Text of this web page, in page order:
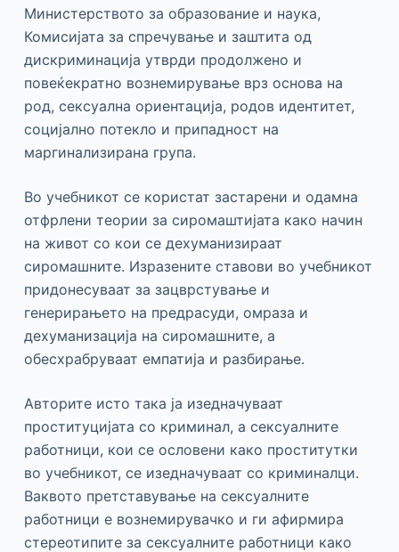
Министерството за образование и наука,
Комисијата за спречување и заштита од
дискриминација утврди продолжено и
повеќекратно вознемирување врз основа на
род, сексуална ориентација, родов идентитет,
социјално потекло и припадност на
маргинализирана група.
Во учебникот се користат застарени и одамна
отфрлени теории за сиромаштијата како начин
на живот со кои се дехуманизираат
сиромашните. Изразените ставови во учебникот
придонесуваат за зацврстување и
генерирањето на предрасуди, омраза и
дехуманизација на сиромашните, а
обесхрабруваат емпатија и разбирање.
Авторите исто така ја изедначуваат
проституцијата со криминал, а сексуалните
работници, кои се ословени како проститутки
во учебникот, се изедначуваат со криминалци.
Ваквото претставување на сексуалните
работници е вознемирувачко и ги афирмира
стереотипите за сексуалните работници како